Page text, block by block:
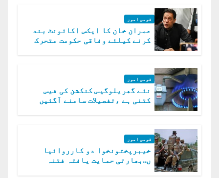
قومی امور
عمران خان کا ایکس اکائونٹ بند
کرنے کیلئے وفاقی حکومت متحرک
قومی امور
نئے گھریلوگیس کنکشن کی فیس
کتنی ہے ،تفصیلات سامنے آگئیں
قومی امور
خیبرپختونخوا دو کارروائیا
ں..بھارتی حمایت یافتہ فتنہ